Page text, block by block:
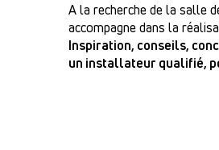
A la recherche de la salle
accompagne dans la
Inspiration, conseils,
un installateur qualifié,